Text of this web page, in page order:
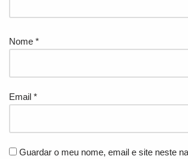
Nome *
Email *
Guardar o meu nome, email e site neste